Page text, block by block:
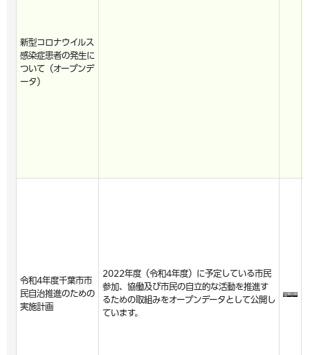
新型コロナウイルス
感染症患者の発生に
ついて（オープンデ
ータ）
令和4年度千葉市市
民自治推進のための
実施計画
2022年度（令和4年度）に予定している市民
参加、協働及び市民の自立的な活動を推進す
るための取組みをオープンデータとして公開し
ています。